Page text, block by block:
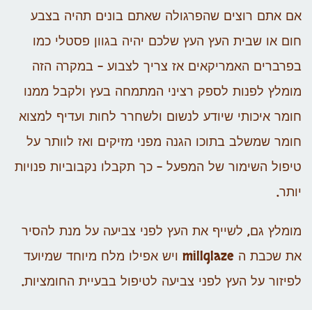
אם אתם רוצים שהפרגולה שאתם בונים תהיה בצבע
חום או שבית העץ העץ שלכם יהיה בגוון פסטלי כמו
בפרברים האמריקאים אז צריך לצבוע – במקרה הזה
מומלץ לפנות לספק רציני המתמחה בעץ ולקבל ממנו
חומר איכותי שיודע לנשום ולשחרר לחות ועדיף למצוא
חומר שמשלב בתוכו הגנה מפני מזיקים ואז לוותר על
טיפול השימור של המפעל – כך תקבלו נקבוביות פנויות
יותר.
מומלץ גם, לשייף את העץ לפני צביעה על מנת להסיר
את שכבת ה millglaze ויש אפילו מלח מיוחד שמיועד
לפיזור על העץ לפני צביעה לטיפול בבעיית החומציות.